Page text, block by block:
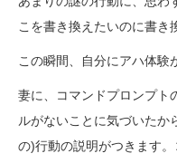
こを書き換えたいのに書き
この瞬間、自分にアハ体験
妻に、コマンドプロンプト
ルがないことに気づいたか
の)行動の説明がつきます